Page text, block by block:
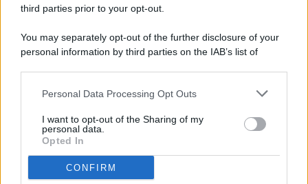
third parties prior to your opt-out.
You may separately opt-out of the further disclosure of your
personal information by third parties on the IAB’s list of
This information may also be disclosed by us to third parties
disclose it to other third parties.
Personal Data Processing Opt Outs
I want to opt-out of the Sharing of my
personal data.
Opted In
CONFIRM
PREFERENZE PRIVACY